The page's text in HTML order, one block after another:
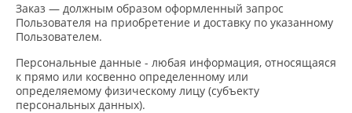
Заказ — должным образом оформленный запрос
Пользователя на приобретение и доставку по указанному
Пользователем.
Персональные данные - любая информация, относящаяся
к прямо или косвенно определенному или
определяемому физическому лицу (субъекту
персональных данных).